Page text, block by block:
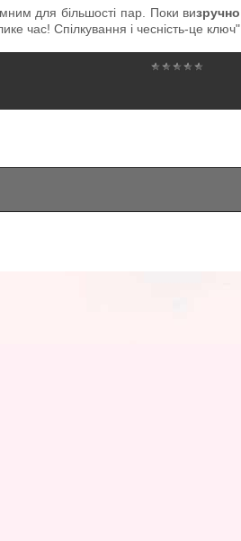
для більшості пар. Поки визручно
час! Спілкування і чесність-це ключ".